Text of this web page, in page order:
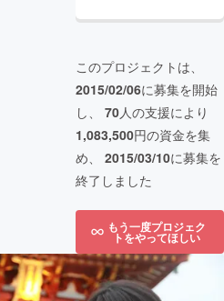
このプロジェクトは、
2015/02/06に募集を開始
し、 70人の支援により
1,083,500円の資金を集
め、 2015/03/10に募集を
終了しました
もう一度プロジェク
トをやってほしい